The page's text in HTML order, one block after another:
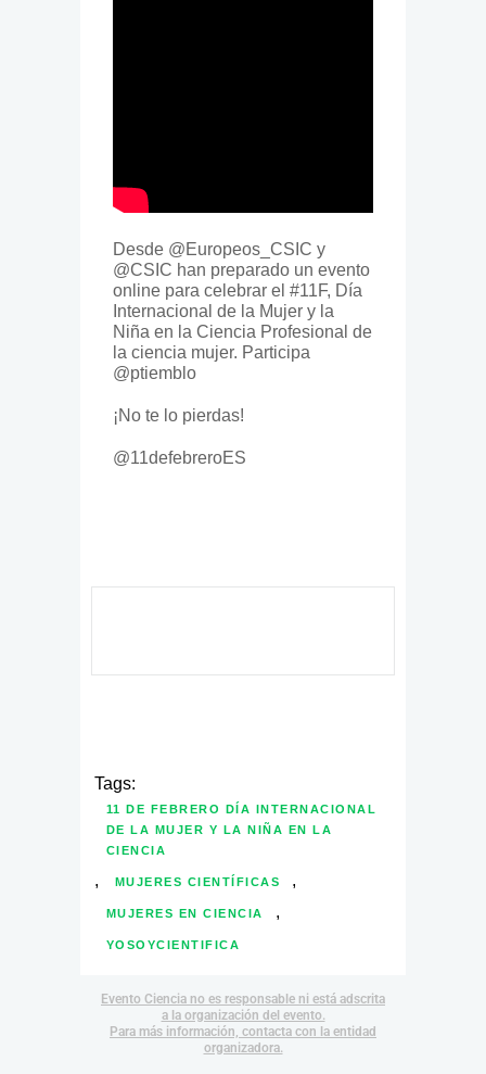
Desde @Europeos_CSIC y
@CSIC han preparado un evento
online para celebrar el #11F, Día
Internacional de la Mujer y la
Niña en la Ciencia Profesional de
la ciencia mujer. Participa
@ptiemblo
¡No te lo pierdas!
@11defebreroES
Tags:
11 DE FEBRERO DÍA INTERNACIONAL
DE LA MUJER Y LA NIÑA EN LA
CIENCIA
, MUJERES CIENTÍFICAS ,
MUJERES EN CIENCIA ,
YOSOYCIENTIFICA
Evento Ciencia no es responsable ni está adscrita
a la organización del evento.
Para más información, contacta con la entidad
organizadora.